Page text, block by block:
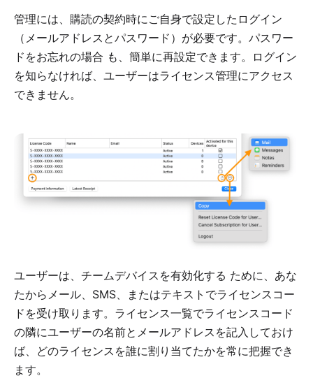
管理には、購読の契約時にご自身で設定したログイン
（メールアドレスとパスワード）が必要です。 パスワー
ドをお忘れの場合 も、簡単に再設定できます。ログイン
を知らなければ、ユーザーはライセンス管理にアクセス
できません。
ユーザーは、 チームデバイスを有効化する ために、あな
たからメール、SMS、またはテキストでライセンスコー
ドを受け取ります。ライセンス一覧でライセンスコード
の隣にユーザーの名前とメールアドレスを記入しておけ
ば、どのライセンスを誰に割り当てたかを常に把握でき
ます。